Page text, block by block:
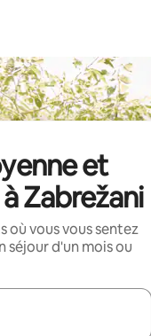
et
Zabrežani
où vous vous sentez
séjour d'un mois ou
utilisez les flèches